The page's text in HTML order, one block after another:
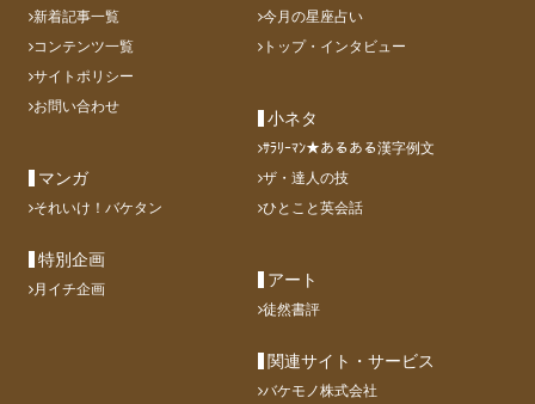
新着記事一覧
コンテンツ一覧
サイトポリシー
お問い合わせ
今月の星座占い
トップ・インタビュー
小ネタ
ｻﾗﾘｰﾏﾝ★あるある漢字例文
ザ・達人の技
ひとこと英会話
マンガ
それいけ！バケタン
特別企画
月イチ企画 アート
徒然書評
関連サイト・サービス
バケモノ株式会社